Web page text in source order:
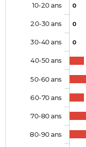
0
0
0
10-20 ans
20-30 ans
30-40 ans
40-50 ans
50-60 ans
60-70 ans
70-80 ans
80-90 ans